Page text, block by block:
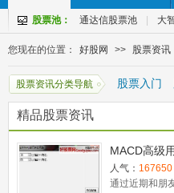
股票池： 通达信股票池 大
您现在的位置： 好股网 >> 股票资讯
股票资讯分类导航 股票入门
精品股票资讯
MACD高级
稳健买入法
人气： 167650
通过近期和朋